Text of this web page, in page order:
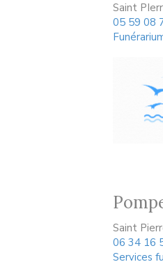
Saint
05 59 08
Saint
06 34 16
Services